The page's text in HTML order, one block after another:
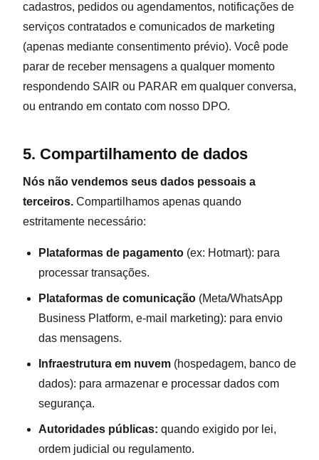
cadastros, pedidos ou agendamentos, notificações de
serviços contratados e comunicados de marketing
(apenas mediante consentimento prévio). Você pode
parar de receber mensagens a qualquer momento
respondendo SAIR ou PARAR em qualquer conversa,
ou entrando em contato com nosso DPO.
5. Compartilhamento de dados
Nós não vendemos seus dados pessoais a
terceiros. Compartilhamos apenas quando
estritamente necessário:
Plataformas de pagamento (ex: Hotmart): para
processar transações.
Plataformas de comunicação (Meta/WhatsApp
Business Platform, e-mail marketing): para envio
das mensagens.
Infraestrutura em nuvem (hospedagem, banco de
dados): para armazenar e processar dados com
segurança.
Autoridades públicas: quando exigido por lei,
ordem judicial ou regulamento.